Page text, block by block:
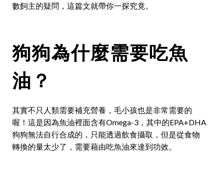
數飼主的疑問，這篇文就帶你一探究竟。
狗狗為什麼需要吃魚
油？
其實不只人類需要補充營養，毛小孩也是非常需要的
喔！這是因為魚油裡面含有Omega-3，其中的EPA+DHA
狗狗無法自行合成的，只能透過飲食攝取，但是從食物
轉換的量太少了，需要藉由吃魚油來達到功效。